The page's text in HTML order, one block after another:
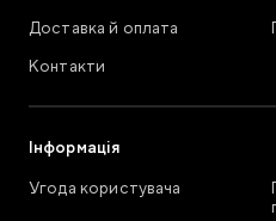
Доставка й оплата
Контакти
Інформація
Угода користувача